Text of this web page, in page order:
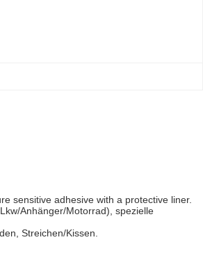
sensitive adhesive with a protective liner.
Anhänger/Motorrad), spezielle
Streichen/Kissen.